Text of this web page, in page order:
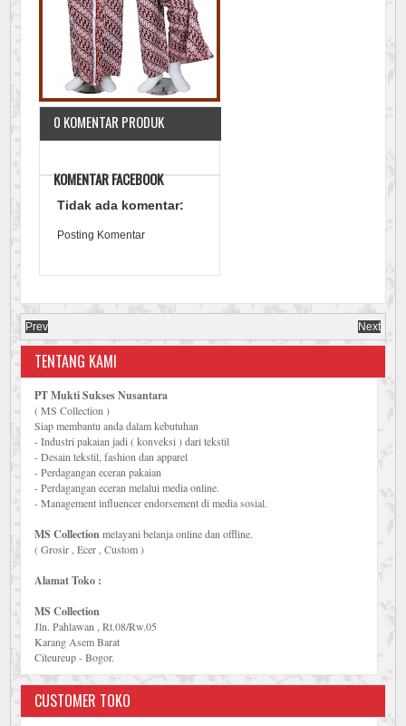
0 KOMENTAR PRODUK
KOMENTAR FACEBOOK
Tidak ada komentar:
Posting Komentar
Prev Next
TENTANG KAMI
PT Mukti Sukses Nusantara
( MS Collection )
Siap membantu anda dalam kebutuhan
- Industri pakaian jadi ( konveksi ) dari tekstil
- Desain tekstil, fashion dan apparel
- Perdagangan eceran pakaian
- Perdagangan eceran melalui media online.
- Management influencer endorsement di media sosial.
MS Collectionmelayani belanja online dan offline.
( Grosir , Ecer , Custom )
Alamat Toko :
MS Collection
Jln. Pahlawan , Rt.08/Rw.05
Karang Asem Barat
Citeureup - Bogor.
CUSTOMER TOKO